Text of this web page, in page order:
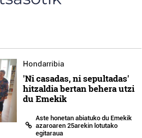
Hondarribia
'Ni casadas, ni sepultadas'
hitzaldia bertan behera utzi
du Emekik
Aste honetan abiatuko du Emekik
azaroaren 25arekin lotutako
egitaraua